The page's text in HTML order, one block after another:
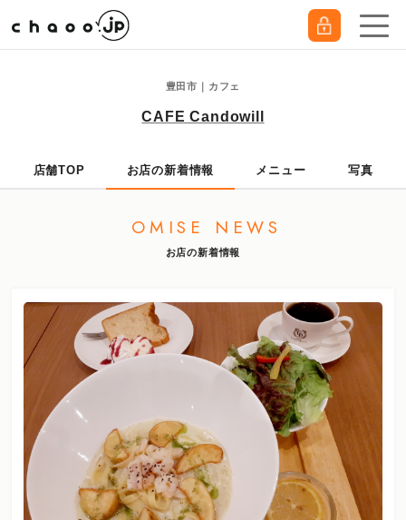
豊田市｜カフェ
CAFE Candowill
店舗TOP お店の新着情報 メニュー 写真
OMISE NEWS
お店の新着情報